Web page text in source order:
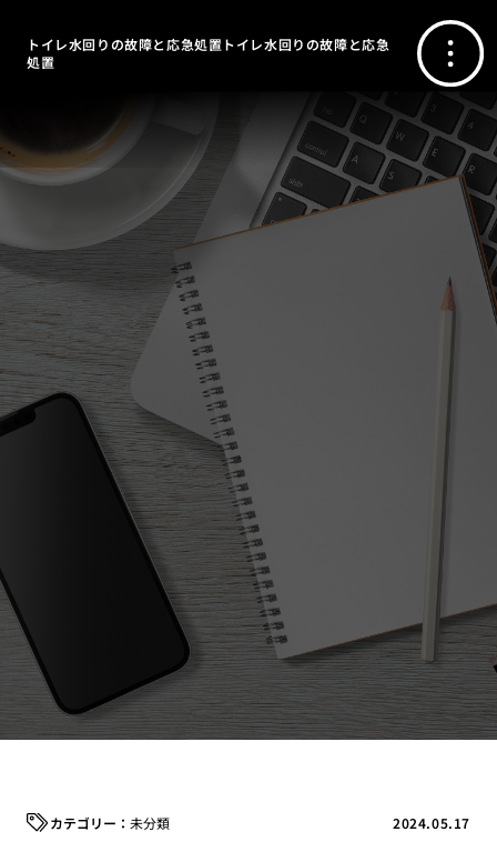
トイレ水回りの故障と応急処置トイレ水回りの故障と応急
処置
2024.05.17
未分類